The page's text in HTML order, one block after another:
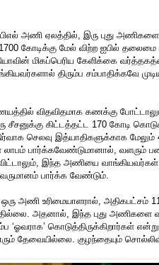
அணி ஏலத்தில், இரு புது
கோடிக்கு மேல் விற்ற ஐபில் தலைமை
மிகப்பெரிய கேளிக்கை
திரும்ப சம்பாதிக்கவே
விதவிதமாக கணக்கு
சீசனுக்கு கிட்டத்தட்ட 170 கோடி
செலவு இத்யாதிகளுக்காக
பார்க்கவேண்டுமானால், வளரும்
இந்த அணியை வாங்கியவர்கள்
பார்க்க வேண்டும்.
அணி உரிமையாளரால், அதிகபட்சம்
அதனால், இந்த புது அணிகளை
‘ஓவராக’ கொடுத்திருக்கிறார்கள்
தேவையில்லை. குழந்தையும்